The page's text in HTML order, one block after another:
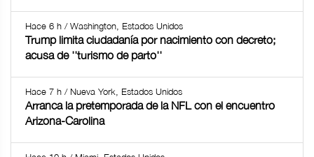
Hace 6 h / Washington, Estados Unidos
Trump limita ciudadanía por nacimiento con decreto;
acusa de ''turismo de parto''
Hace 7 h / Nueva York, Estados Unidos
Arranca la pretemporada de la NFL con el encuentro
Arizona-Carolina